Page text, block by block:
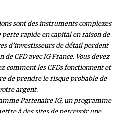
sont des instruments complexes
rapide en capital en raison de
d’investisseurs de détail perdent
CFD avec IG France. Vous devez
comment les CFDs fonctionnent et
de prendre le risque probable de
argent.
Partenaire IG, un programme